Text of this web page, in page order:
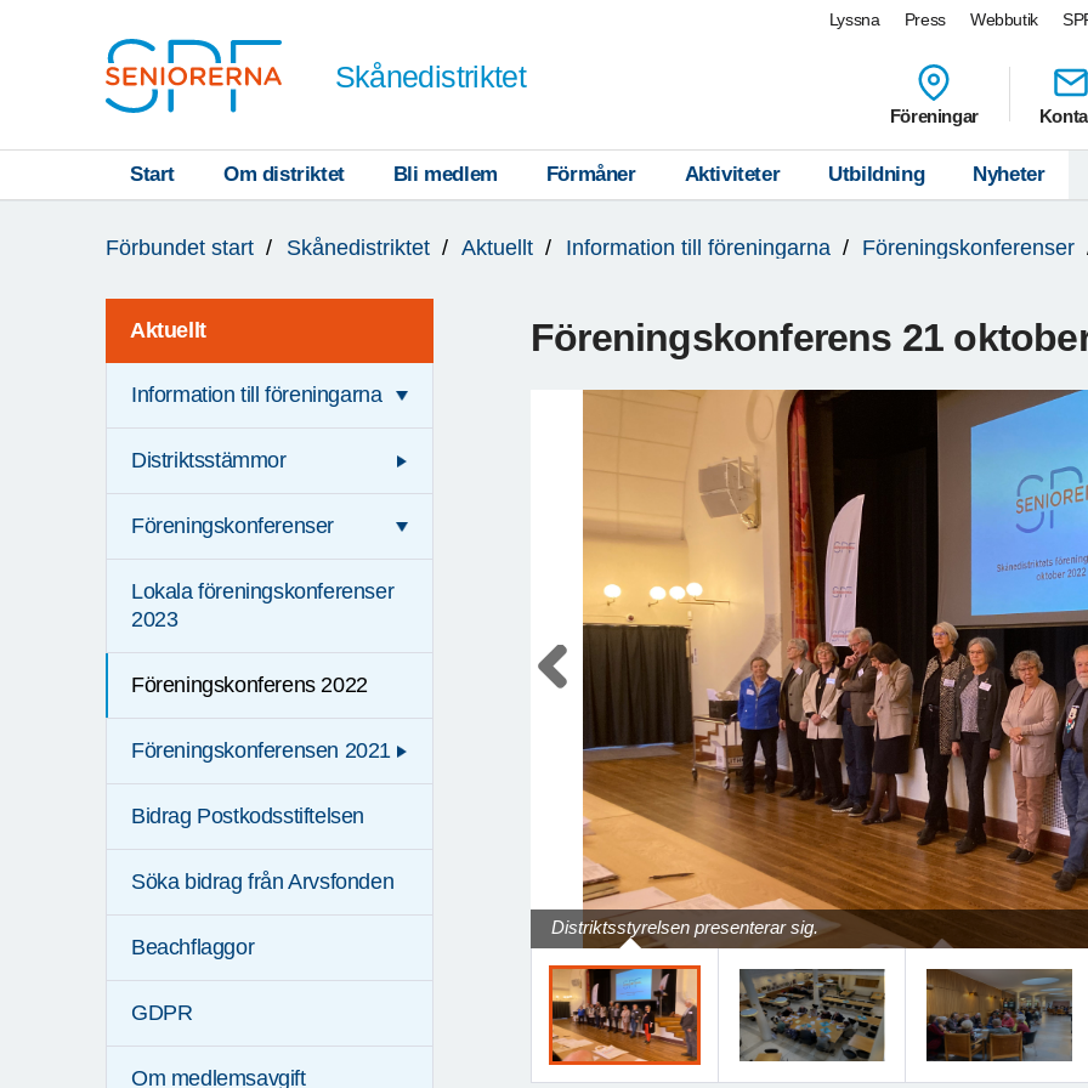
Lyssna Press Webbutik
Skånedistriktet
Föreningar
Start Om distriktet Bli medlem Förmåner Aktiviteter Utbildning Nyheter
är
Förbundet start Skånedistriktet Aktuellt Information till föreningarna Föreningskonferenser
Aktuellt
Information till föreningarna
Distriktsstämmor
Föreningskonferenser
Lokala föreningskonferenser
2023
Föreningskonferens 2022
Föreningskonferensen 2021
Bidrag Postkodsstiftelsen
Söka bidrag från Arvsfonden
Beachflaggor
GDPR
Om medlemsavgift
Föreningskonferens 21
Distriktsstyrelsen presenterar sig.